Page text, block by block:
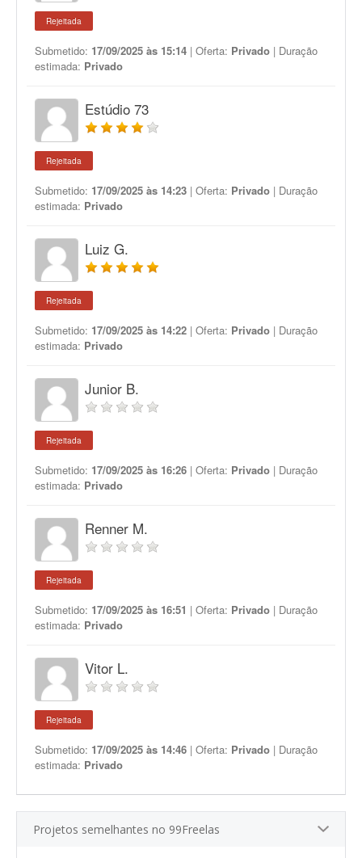
Rejeitada
Submetido: 17/09/2025 às 15:14 | Oferta: Privado | Duração
estimada: Privado
Estúdio 73
Rejeitada
Submetido: 17/09/2025 às 14:23 | Oferta: Privado | Duração
estimada: Privado
Luiz G.
Rejeitada
Submetido: 17/09/2025 às 14:22 | Oferta: Privado | Duração
estimada: Privado
Junior B.
Rejeitada
Submetido: 17/09/2025 às 16:26 | Oferta: Privado | Duração
estimada: Privado
Renner M.
Rejeitada
Submetido: 17/09/2025 às 16:51 | Oferta: Privado | Duração
estimada: Privado
Vitor L.
Rejeitada
Submetido: 17/09/2025 às 14:46 | Oferta: Privado | Duração
estimada: Privado
Projetos semelhantes no 99Freelas